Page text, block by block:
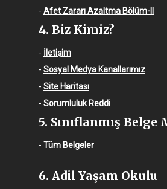
- Afet Zararı Azaltma Bölüm-II
4. Biz Kimiz?
- İletişim
- Sosyal Medya Kanallarımız
- Site Haritası
- Sorumluluk Reddi
5. Sınıflanmış Belge
- Tüm Belgeler
6. Adil Yaşam Okulu